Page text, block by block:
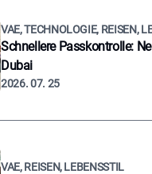
VAE, TECHNOLOGIE, REISEN,
Schnellere Passkontrolle:
Dubai
2026. 07. 25
VAE, REISEN, LEBENSSTIL